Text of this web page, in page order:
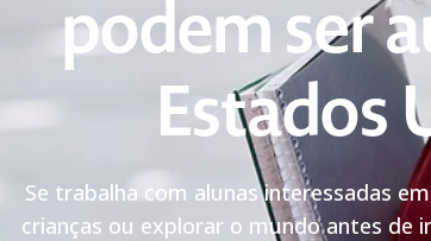
podem ser
Estados
Se trabalha com alunas interessadas
crianças ou explorar o mundo antes de